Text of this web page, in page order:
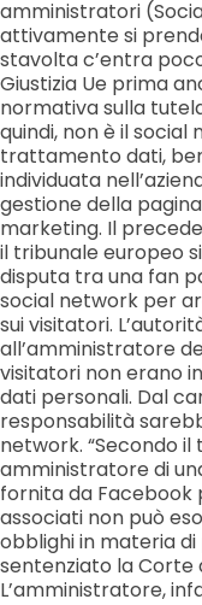
amministratori
attivamente si
stavolta c’entra
Giustizia Ue prima
normativa sulla
quindi, non è il
trattamento dati,
individuata
gestione della
marketing. Il
il tribunale europeo
disputa tra una fan
social network per
sui visitatori.
all’amministratore
visitatori non erano
dati personali. Dal
responsabilità
network. “Secondo
amministratore di
fornita da Facebook
associati non può
obblighi in materia
sentenziato la Corte
L’amministratore,